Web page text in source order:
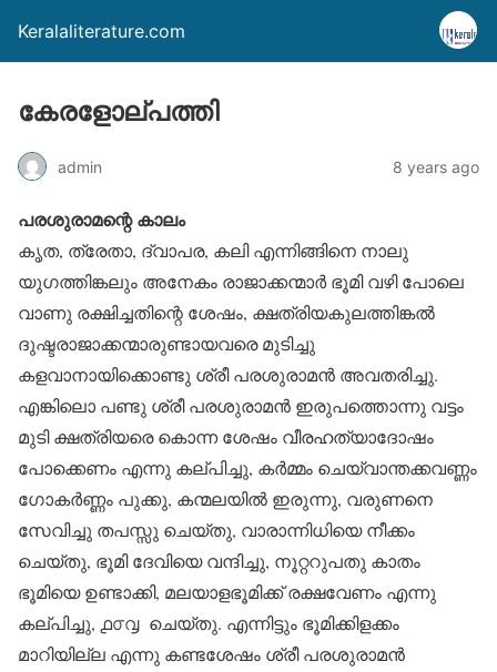
Keralaliterature.com
കേരളോല്പത്തി
admin 8 years ago
പരശുരാമന്റെ കാലം
കൃത, ത്രേതാ, ദ്വാപര, കലി എന്നിങ്ങിനെ നാലു
യുഗത്തിങ്കലും അനേകം രാജാക്കന്മാർ ഭൂമി വഴി പോലെ
വാണു രക്ഷിച്ചതിന്റെ ശേഷം, ക്ഷത്രിയകുലത്തിങ്കൽ
ദുഷ്ടരാജാക്കന്മാരുണ്ടായവരെ മുടിച്ചു
കളവാനായിക്കൊണ്ടു ശ്രീ പരശുരാമൻ അവതരിച്ചു.
എങ്കിലൊ പണ്ടു ശ്രീ പരശുരാമൻ ഇരുപത്തൊന്നു വട്ടം
മുടി ക്ഷത്രിയരെ കൊന്ന ശേഷം വീരഹത്യാദോഷം
പോക്കെണം എന്നു കല്പിച്ചു, കർമ്മം ചെയ്‌വാന്തക്കവണ്ണം
ഗോകർണ്ണം പുക്കു, കന്മലയിൽ ഇരുന്നു, വരുണനെ
സേവിച്ചു തപസ്സു ചെയ്തു, വാരാന്നിധിയെ നീക്കം
ചെയ്തു, ഭൂമി ദേവിയെ വന്ദിച്ചു, നൂറ്ററുപതു കാതം
ഭൂമിയെ ഉണ്ടാക്കി, മലയാളഭൂമിക്ക് രക്ഷവേണം എന്നു
കല്പിച്ചു, ൧൦൮ ചെയ്തു. എന്നിട്ടും ഭൂമിക്കിളക്കം
മാറിയില്ല എന്നു കണ്ടശേഷം ശ്രീ പരശുരാമൻ